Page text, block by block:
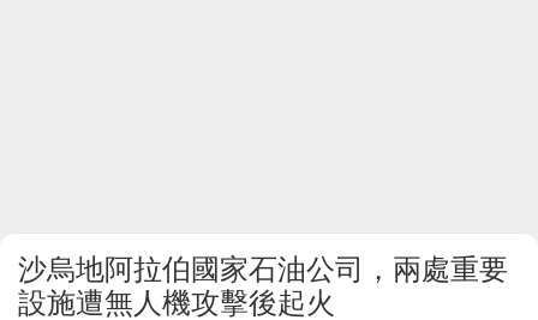
沙烏地阿拉伯國家石油公司，兩處重要
設施遭無人機攻擊後起火